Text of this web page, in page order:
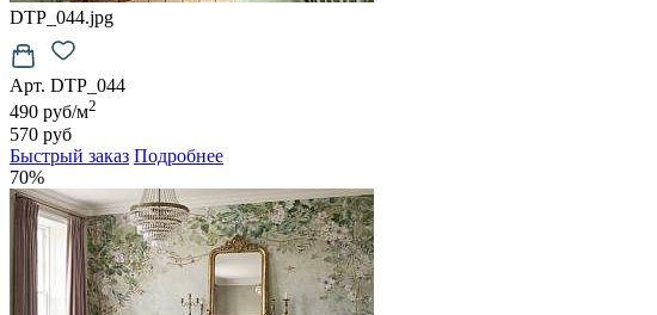
DTP_044.jpg
Арт. DTP_044
490 руб/м2
570 руб
Быстрый заказ Подробнее
70%